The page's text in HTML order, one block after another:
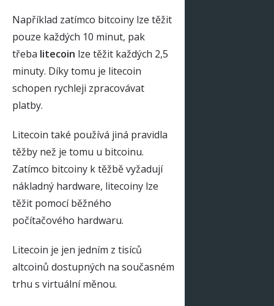
Například zatímco bitcoiny lze těžit
pouze každých 10 minut, pak
třeba litecoin lze těžit každých 2,5
minuty. Díky tomu je litecoin
schopen rychleji zpracovávat
platby.
Litecoin také používá jiná pravidla
těžby než je tomu u bitcoinu.
Zatímco bitcoiny k těžbě vyžadují
nákladný hardware, litecoiny lze
těžit pomocí běžného
počítačového hardwaru.
Litecoin je jen jedním z tisíců
altcoinů dostupných na současném
trhu s virtuální měnou.